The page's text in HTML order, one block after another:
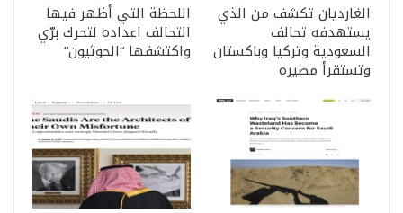
الغارديان تكشف من الذي
يستهدفه تحالف
السعودية وتركيا وباكستان
وتستقرأ مصيره
اللحظة التي أظهر فيها
التحالف اعداده لتحرك برّي
واكتشفها “الحوثيون”